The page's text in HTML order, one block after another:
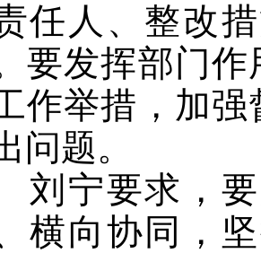
任人、整改
要发挥部门
作举措，加
问题。
宁要求，要
横向协同，